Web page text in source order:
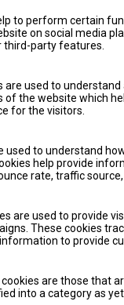
to perform certain
on social media
party features.
are used to
the website which
for the visitors.
used to understand
help provide
rate, traffic source,
are used to provide
These cookies
to provide
are those that
into a category as yet.